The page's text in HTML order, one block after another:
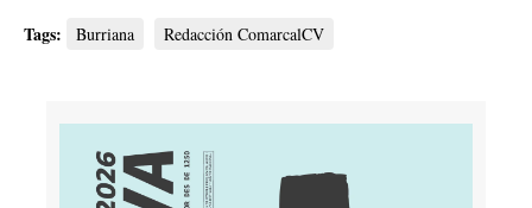
Tags: Burriana Redacción ComarcalCV